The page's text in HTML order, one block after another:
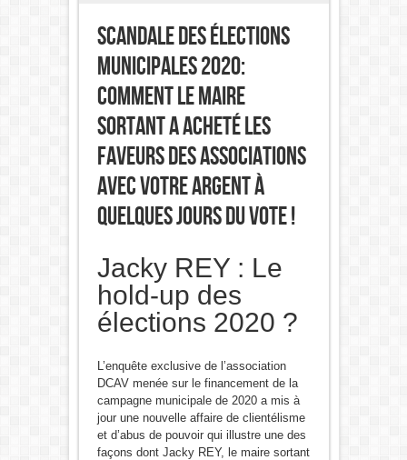
Scandale des élections
municipales 2020:
Comment le maire
sortant a acheté les
faveurs des associations
avec votre argent à
quelques jours du vote !
Jacky REY : Le
hold-up des
élections 2020 ?
L’enquête exclusive de l’association
DCAV menée sur le financement de la
campagne municipale de 2020 a mis à
jour une nouvelle affaire de clientélisme
et d’abus de pouvoir qui illustre une des
façons dont Jacky REY, le maire sortant